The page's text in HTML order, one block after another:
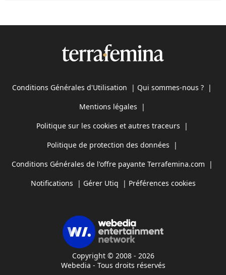
Conditions Générales d'Utilisation | Qui sommes-nous ? |
Mentions légales |
Politique sur les cookies et autres traceurs |
Politique de protection des données |
Conditions Générales de l'offre payante Terrafemina.com |
Notifications | Gérer Utiq | Préférences cookies
Copyright © 2008 - 2026
Webedia - Tous droits réservés